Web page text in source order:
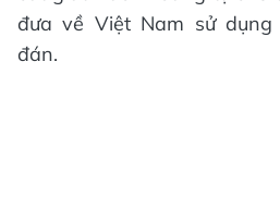
đưa về Việt Nam sử
đán.